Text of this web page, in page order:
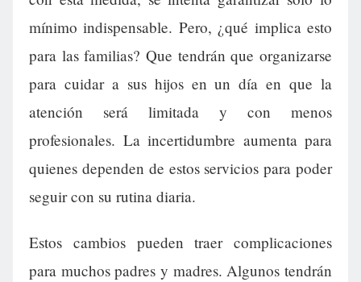
mínimo indispensable. Pero, ¿qué implica esto
para las familias? Que tendrán que organizarse
para cuidar a sus hijos en un día en que la
atención será limitada y con menos
profesionales. La incertidumbre aumenta para
quienes dependen de estos servicios para poder
seguir con su rutina diaria.
Estos cambios pueden traer complicaciones
para muchos padres y madres. Algunos tendrán